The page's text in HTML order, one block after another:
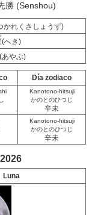
勝 (Senshou)
かれくさしょうず)
(へき)
(あやぶ)
Día zodiaco
Kanotono-hitsuji
かのとのひつじ
辛未
Kanotono-hitsuji
かのとのひつじ
辛未
Luna